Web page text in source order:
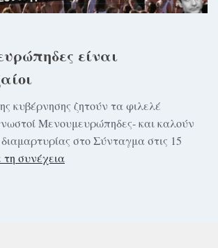
είναι
κυβέρνησης ζητούν τα φιλελέ
Μενουμευρώπηδες- και καλούν
στο Σύνταγμα στις 15
τη συνέχεια